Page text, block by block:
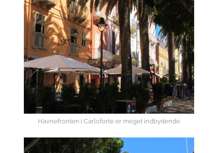
Havnefronten i Carloforte er meget indbydende